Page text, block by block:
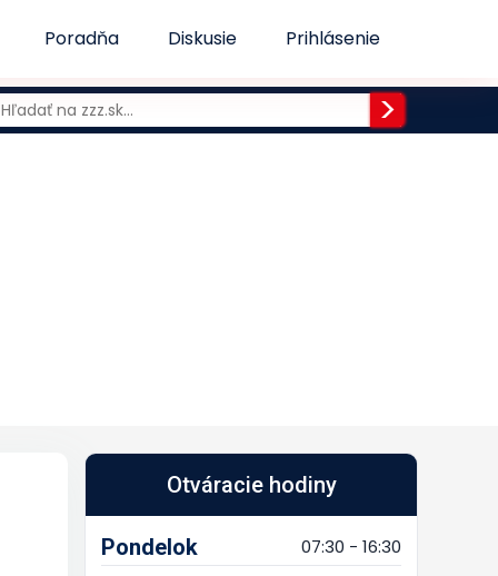
Poradňa Diskusie Prihlásenie
Otváracie hodiny
Pondelok 07:30 - 16:30